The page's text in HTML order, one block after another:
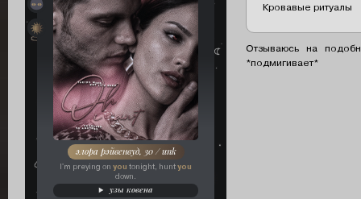
элора рэйвенвуд, 30 / unk
I'm preying on you tonight, hunt you
down.
узы ковена
древняя ведьма
ковен «малефикар»
Кровавые ритуалы
Отзываюсь на
*подмигивает*